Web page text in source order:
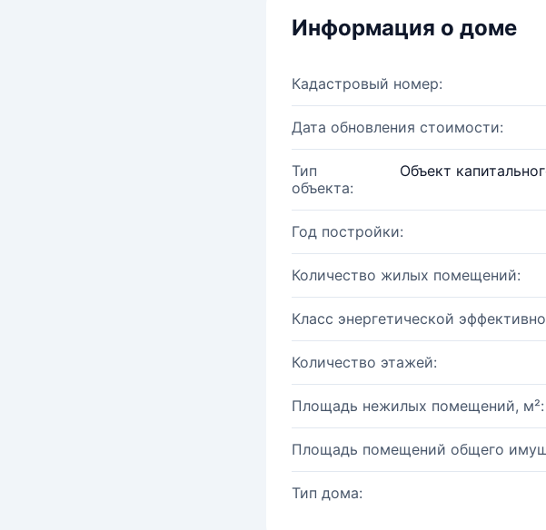
Информация о доме
Кадастровый номер:
Дата обновления стоимости:
Тип
объекта:
Объект
Год постройки:
Количество жилых помещений:
Класс энергетической
Количество этажей:
Площадь нежилых помещений, м²:
Площадь помещений общего
Тип дома: